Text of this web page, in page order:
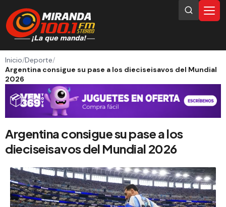
Inicio/Deporte/
Argentina consigue su pase a los dieciseisavos del Mundial
2026
Argentina consigue su pase a los
dieciseisavos del Mundial 2026